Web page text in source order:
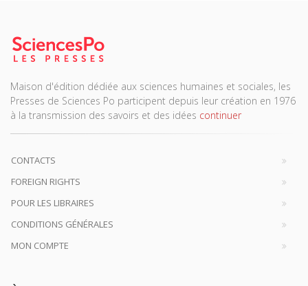
Maison d'édition dédiée aux sciences humaines et sociales, les
Presses de Sciences Po participent depuis leur création en 1976
à la transmission des savoirs et des idées continuer
CONTACTS
FOREIGN RIGHTS
POUR LES LIBRAIRES
CONDITIONS GÉNÉRALES
MON COMPTE